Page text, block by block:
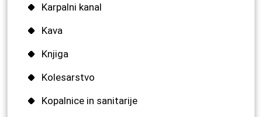
Karpalni kanal
Kava
Knjiga
Kolesarstvo
Kopalnice in sanitarije